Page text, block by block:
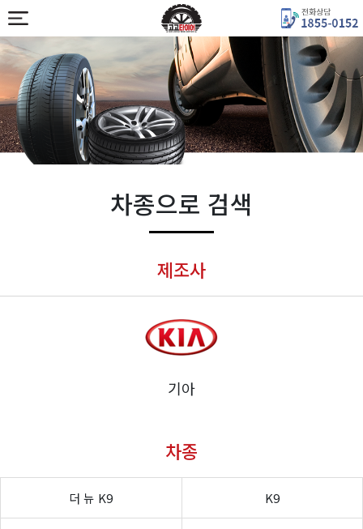
차종으로 검색
제조사
기아
차종
더 뉴 K9 K9